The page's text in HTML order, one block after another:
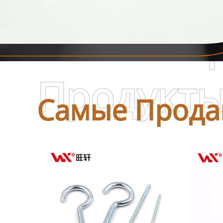
Самые
Самые